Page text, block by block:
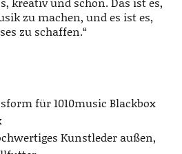
zu machen, und es ist es,
zu schaffen.“
für 1010music Blackbox
Kunstleder außen,